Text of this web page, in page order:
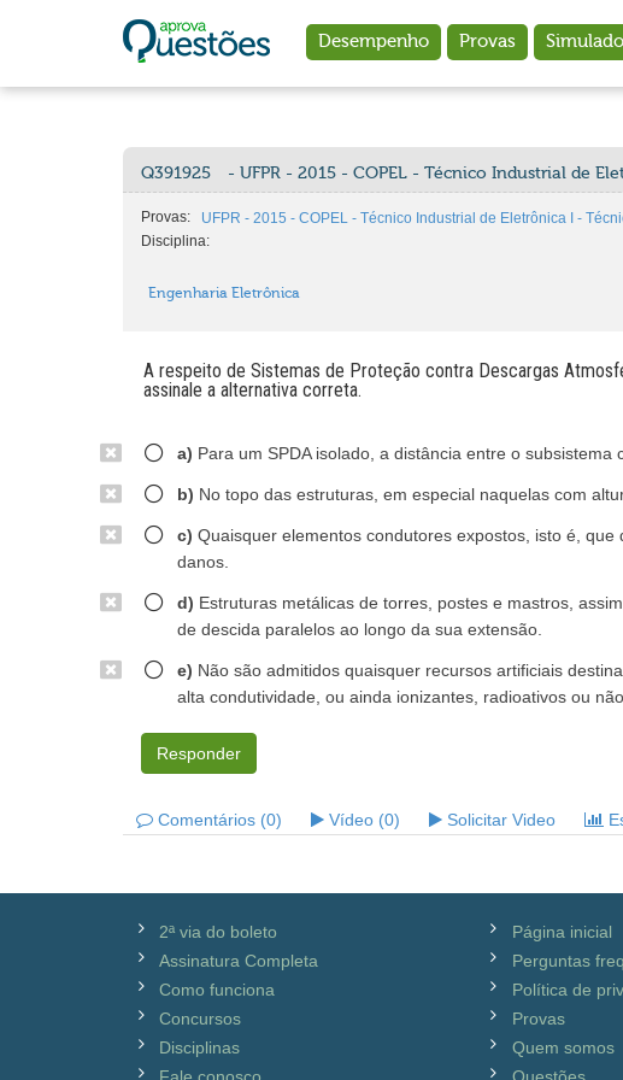
Desempenho Provas
Q391925 - UFPR - 2015 - COPEL - Técnico Industrial de
Provas:
UFPR - 2015 - COPEL - Técnico Industrial de Eletrônica I -
Disciplina:
Engenharia Eletrônica
A respeito de Sistemas de Proteção contra Descargas
assinale a alternativa correta.
a) Para um SPDA isolado, a distância entre o
b) No topo das estruturas, em especial naquelas com
c) Quaisquer elementos condutores expostos, isto é,
danos.
d) Estruturas metálicas de torres, postes e mastros,
de descida paralelos ao longo da sua extensão.
e) Não são admitidos quaisquer recursos artificiais
alta condutividade, ou ainda ionizantes, radioativos ou não.
Responder
Comentários (0) Vídeo (0) Solicitar Video
2ª via do boleto
Assinatura Completa
Como funciona
Concursos
Disciplinas
Página inicial
Perguntas
Política de
Provas
Quem somos